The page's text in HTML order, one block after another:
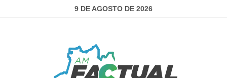
9 DE AGOSTO DE 2026